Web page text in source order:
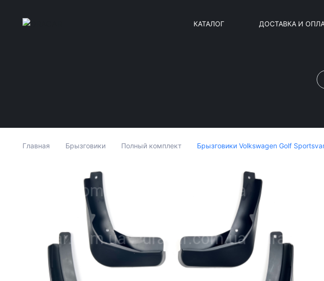
КАТАЛОГ ДОСТАВКА И
Главная Брызговики Полный комплект Брызговики Volkswagen Golf